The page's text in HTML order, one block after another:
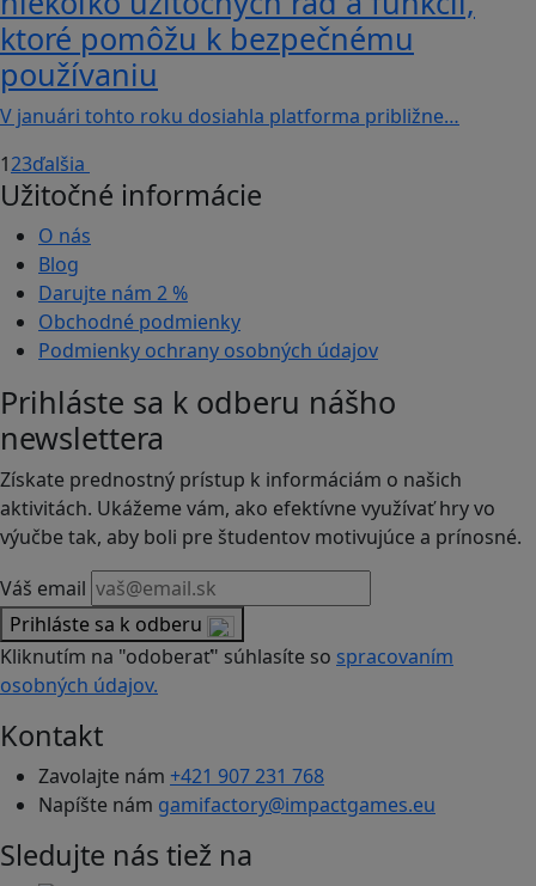
ktoré pomôžu k bezpečnému
používaniu
V januári tohto roku dosiahla platforma približne…
123ďalšia
Užitočné informácie
O nás
Blog
Darujte nám 2 %
Obchodné podmienky
Podmienky ochrany osobných údajov
Prihláste sa k odberu nášho
newslettera
Získate prednostný prístup k informáciám o našich
aktivitách. Ukážeme vám, ako efektívne využívať hry vo
výučbe tak, aby boli pre študentov motivujúce a prínosné.
Váš email
Prihláste sa k odberu
Kliknutím na "odoberať" súhlasíte so spracovaním
osobných údajov.
Kontakt
Zavolajte nám +421 907 231 768
Napíšte nám gamifactory@impactgames.eu
Sledujte nás tiež na